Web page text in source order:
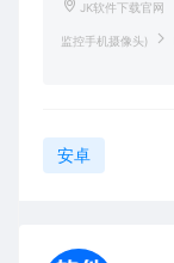
JK软件下载官网
监控手机摄像头)
安卓